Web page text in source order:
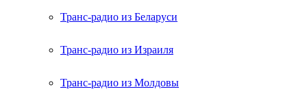
Транс-радио из Беларуси
Транс-радио из Израиля
Транс-радио из Молдовы